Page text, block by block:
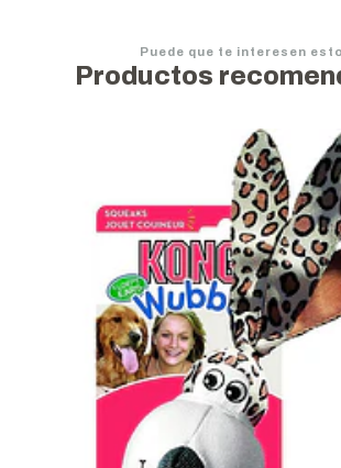
Puede que te interesen
Productos